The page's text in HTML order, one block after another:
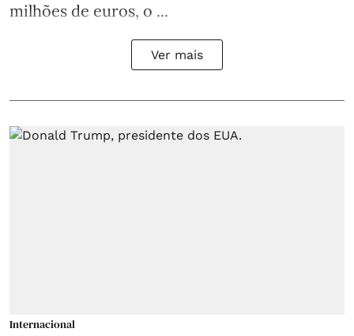
milhões de euros, o ...
Ver mais
Internacional